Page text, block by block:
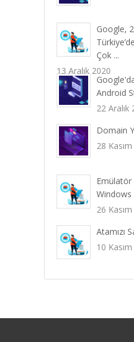
Google,
Çok ...
13 Aralık 2020
Android
22 Aralık
Domain
28
Emülatör
Windows
26
Atamızı
10